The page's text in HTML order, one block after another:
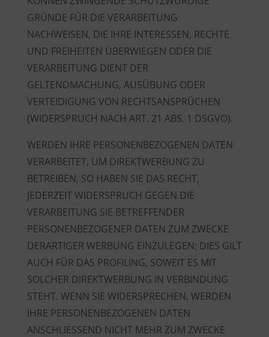
GRÜNDE FÜR DIE VERARBEITUNG
NACHWEISEN, DIE IHRE INTERESSEN, RECHTE
UND FREIHEITEN ÜBERWIEGEN ODER DIE
VERARBEITUNG DIENT DER
GELTENDMACHUNG, AUSÜBUNG ODER
VERTEIDIGUNG VON RECHTSANSPRÜCHEN
(WIDERSPRUCH NACH ART. 21 ABS. 1 DSGVO).
WERDEN IHRE PERSONENBEZOGENEN DATEN
VERARBEITET, UM DIREKTWERBUNG ZU
BETREIBEN, SO HABEN SIE DAS RECHT,
JEDERZEIT WIDERSPRUCH GEGEN DIE
VERARBEITUNG SIE BETREFFENDER
PERSONENBEZOGENER DATEN ZUM ZWECKE
DERARTIGER WERBUNG EINZULEGEN; DIES GILT
AUCH FÜR DAS PROFILING, SOWEIT ES MIT
SOLCHER DIREKTWERBUNG IN VERBINDUNG
STEHT. WENN SIE WIDERSPRECHEN, WERDEN
IHRE PERSONENBEZOGENEN DATEN
ANSCHLIESSEND NICHT MEHR ZUM ZWECKE